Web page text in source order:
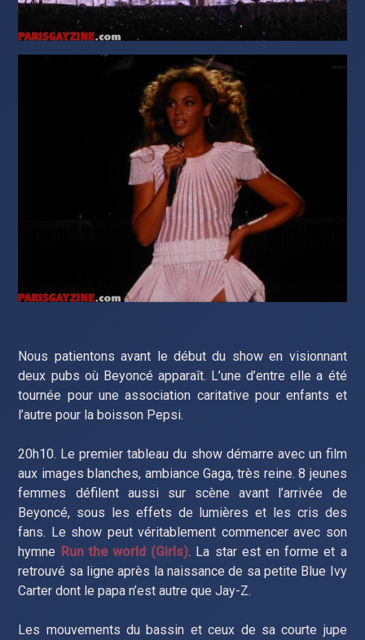
Nous patientons avant le début du show en visionnant
deux pubs où Beyoncé apparaît. L’une d’entre elle a été
tournée pour une association caritative pour enfants et
l’autre pour la boisson Pepsi.
20h10. Le premier tableau du show démarre avec un film
aux images blanches, ambiance Gaga, très reine. 8 jeunes
femmes défilent aussi sur scène avant l’arrivée de
Beyoncé, sous les effets de lumières et les cris des
fans. Le show peut véritablement commencer avec son
hymne Run the world (Girls). La star est en forme et a
retrouvé sa ligne après la naissance de sa petite Blue Ivy
Carter dont le papa n’est autre que Jay-Z.
Les mouvements du bassin et ceux de sa courte jupe